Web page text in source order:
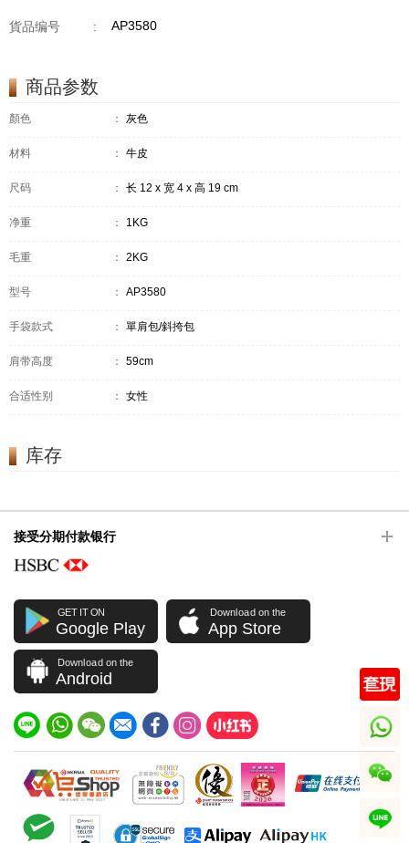
貨品编号 : AP3580
商品参数
顏色 ： 灰色
材料 ： 牛皮
尺码 ： 长 12 x 宽 4 x 高 19 cm
净重 ： 1KG
毛重 ： 2KG
型号 ： AP3580
手袋款式 ： 單肩包/斜挎包
肩带高度 ： 59cm
合适性别 ： 女性
库存
接受分期付款银行
GET IT ON
Google Play
Download on the
App Store
Download on the
Android
whatsapp